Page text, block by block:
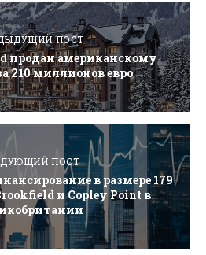
ПОСТ
продан американскому
210 миллионов евро
ПОСТ
в размере 179
и Copley Point в